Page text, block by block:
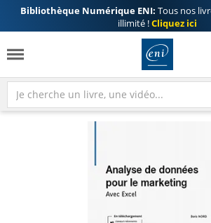
Bibliothèque Numérique ENI: Tous nos
illimité !Cliquez ici